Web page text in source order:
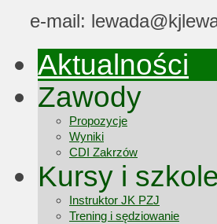
e-mail:
Aktualności
Zawody
Propozycje
Wyniki
CDI Zakrzów
Kursy i
Instruktor JK PZJ
Trening i sędziowanie